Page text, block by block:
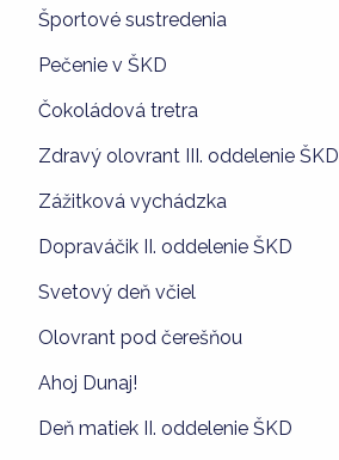
Športové sustredenia
Pečenie v ŠKD
Čokoládová tretra
Zdravý olovrant III. oddelenie ŠKD
Zážitková vychádzka
Dopraváčik II. oddelenie ŠKD
Svetový deň včiel
Olovrant pod čerešňou
Ahoj Dunaj!
Deň matiek II. oddelenie ŠKD